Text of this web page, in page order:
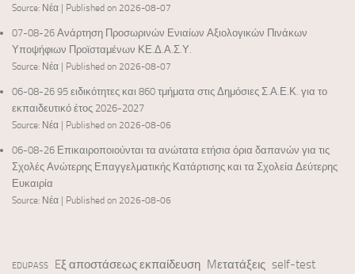
Source: Νέα Published on 2026-08-07
07-08-26 Ανάρτηση Προσωρινών Ενιαίων Αξιολογικών Πινάκων
Υποψήφιων Προϊσταμένων ΚΕ.Δ.Α.Σ.Υ.
Source: Νέα Published on 2026-08-07
06-08-26 95 ειδικότητες και 860 τμήματα στις Δημόσιες Σ.Α.Ε.Κ. για το
εκπαιδευτικό έτος 2026-2027
Source: Νέα Published on 2026-08-06
06-08-26 Επικαιροποιούνται τα ανώτατα ετήσια όρια δαπανών για τις
Σχολές Ανώτερης Επαγγελματικής Κατάρτισης και τα Σχολεία Δεύτερης
Ευκαιρία
Source: Νέα Published on 2026-08-06
EDUPASS Eξ αποστάσεως εκπαίδευση Mετατάξεις self-test